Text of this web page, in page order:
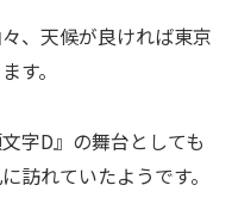
、天候が良ければ東京
す。
字D』の舞台としても
訪れていたようです。